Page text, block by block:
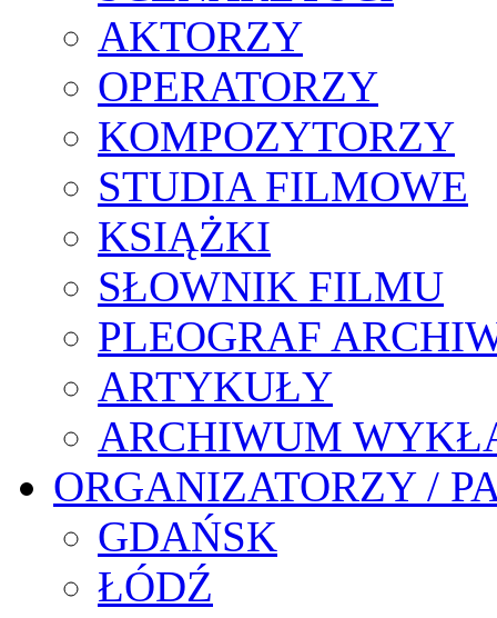
AKTORZY
OPERATORZY
KOMPOZYTORZY
STUDIA FILMOWE
KSIĄŻKI
SŁOWNIK FILMU
PLEOGRAF
ARTYKUŁY
ARCHIWUM
ORGANIZATORZY /
GDAŃSK
ŁÓDŹ